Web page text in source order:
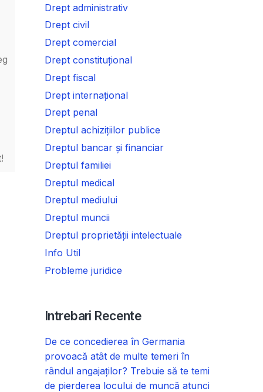
Drept administrativ
Drept civil
Drept comercial
Drept constituțional
Drept fiscal
Drept internațional
Drept penal
Dreptul achizițiilor publice
Dreptul bancar și financiar
Dreptul familiei
Dreptul medical
Dreptul mediului
Dreptul muncii
Dreptul proprietății intelectuale
Info Util
Probleme juridice
Intrebari Recente
De ce concedierea în Germania
provoacă atât de multe temeri în
rândul angajaților? Trebuie să te temi
de pierderea locului de muncă atunci